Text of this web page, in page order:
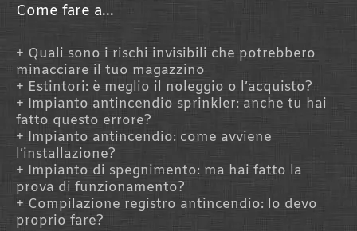
n
Come fare a...
Quali sono i rischi invisibili che potrebbero
minacciare il tuo magazzino
Estintori: è meglio il noleggio o l’acquisto?
Impianto antincendio sprinkler: anche tu hai
fatto questo errore?
Impianto antincendio: come avviene
l’installazione?
Impianto di spegnimento: ma hai fatto la
prova di funzionamento?
Compilazione registro antincendio: lo devo
proprio fare?